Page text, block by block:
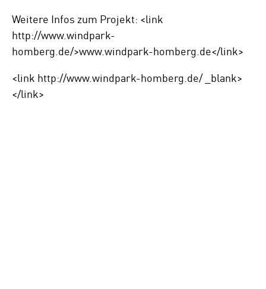
Weitere Infos zum Projekt: <link
http://www.windpark-
homberg.de/>www.windpark-homberg.de</link>
<link http://www.windpark-homberg.de/ _blank>
</link>